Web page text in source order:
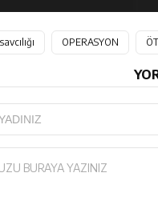
OPERASYON